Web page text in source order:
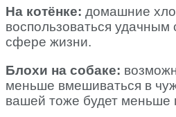
На котёнке: домашние
воспользоваться удачным
сфере жизни.
Блохи на собаке:
меньше вмешиваться в
вашей тоже будет меньше